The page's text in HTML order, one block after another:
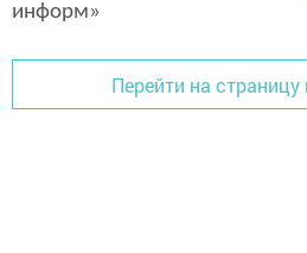
информ»
Перейти на страницу